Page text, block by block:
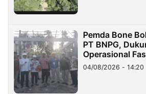
Pemda Bone
PT BNPG,
Operasional
04/08/2026 - 14:20